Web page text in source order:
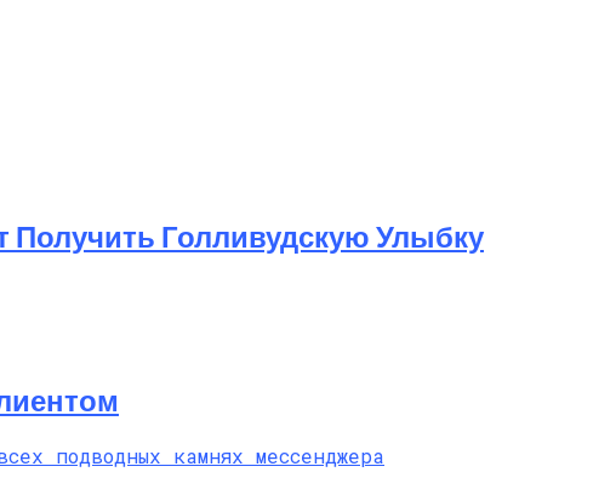
Голливудскую Улыбку